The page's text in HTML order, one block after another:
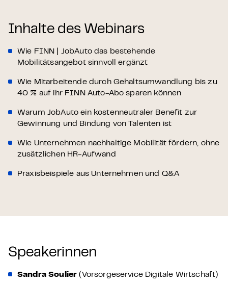
Inhalte des Webinars
Wie FINN | JobAuto das bestehende
Mobilitätsangebot sinnvoll ergänzt
Wie Mitarbeitende durch Gehaltsumwandlung bis zu
40 % auf ihr FINN Auto-Abo sparen können
Warum JobAuto ein kostenneutraler Benefit zur
Gewinnung und Bindung von Talenten ist
Wie Unternehmen nachhaltige Mobilität fördern, ohne
zusätzlichen HR-Aufwand
Praxisbeispiele aus Unternehmen und Q&A
Speakerinnen
Sandra Soulier (Vorsorgeservice Digitale Wirtschaft)